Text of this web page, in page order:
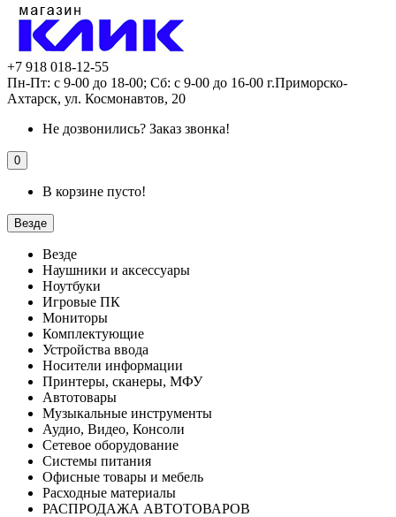
+7 918 018-12-55
Пн-Пт: с 9-00 до 18-00; Сб: с 9-00 до 16-00 г.Приморско-
Ахтарск, ул. Космонавтов, 20
Не дозвонились? Заказ звонка!
0
В корзине пусто!
Везде
Везде
Наушники и аксессуары
Ноутбуки
Игровые ПК
Мониторы
Комплектующие
Устройства ввода
Носители информации
Принтеры, сканеры, МФУ
Автотовары
Музыкальные инструменты
Аудио, Видео, Консоли
Сетевое оборудование
Системы питания
Офисные товары и мебель
Расходные материалы
РАСПРОДАЖА АВТОТОВАРОВ